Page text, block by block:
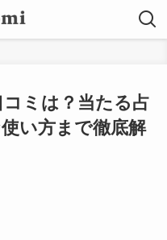
ミは？当たる占
い方まで徹底解